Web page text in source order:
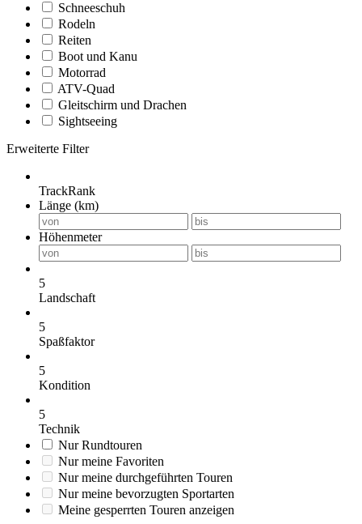
Schneeschuh
Rodeln
Reiten
Boot und Kanu
Motorrad
ATV-Quad
Gleitschirm und Drachen
Sightseeing
Erweiterte Filter
TrackRank
Länge (km)
Höhenmeter
5
Landschaft
5
Spaßfaktor
5
Kondition
5
Technik
Nur Rundtouren
Nur meine Favoriten
Nur meine durchgeführten Touren
Nur meine bevorzugten Sportarten
Meine gesperrten Touren anzeigen